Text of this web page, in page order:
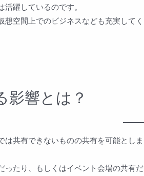
躍しているのです。
空間上でのビジネスなども充実してく
影響とは？
共有できないものの共有を可能としま
ったり、もしくはイベント会場の共有だ